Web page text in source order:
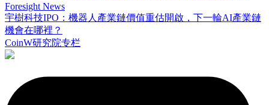
Foresight News
宇樹科技IPO：機器人產業鏈價值重估開啟，下一輪AI產業鏈
機會在哪裡？
CoinW研究院专栏